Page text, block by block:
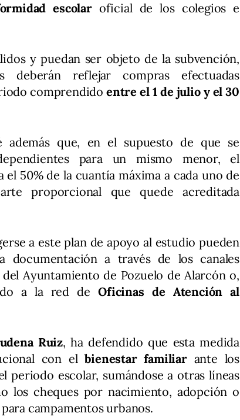
escolaroficial de los colegios e
y puedan ser objeto de la subvención,
deberán reflejar compras efectuadas
comprendido entre el 1 de julio y el 30
además que, en el supuesto de que se
para un mismo menor, el
50% de la cuantía máxima a cada uno de
proporcional que quede acreditada
a este plan de apoyo al estudio pueden
documentación a través de los canales
Ayuntamiento de Pozuelo de Alarcón o,
a la red deOficinas de Atención al
Ruiz, ha defendido que esta medida
con elbienestar familiarante los
periodo escolar, sumándose a otras líneas
los cheques por nacimiento, adopción o
campamentos urbanos.